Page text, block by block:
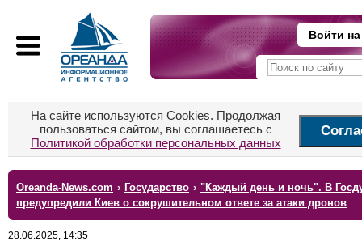
Войти
На сайте используются Cookies. Продолжая
пользоваться сайтом, вы соглашаетесь с
Политикой обработки персональных данных
Oreanda-News.com › Государство › "Каждый день и ночь". В
предупредили Киев о сокрушительном ответе за атаки дронов
28.06.2025, 14:35